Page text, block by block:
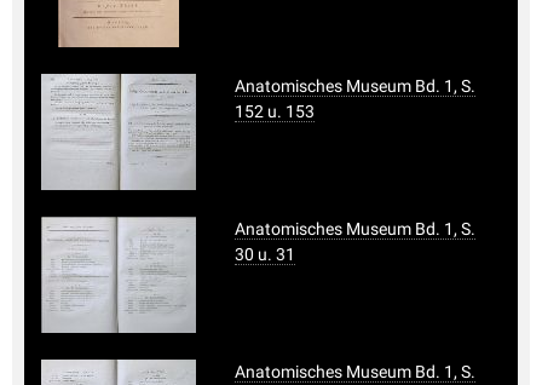
Anatomisches Museum Bd. 1, S.
152 u. 153
Anatomisches Museum Bd. 1, S.
30 u. 31
Anatomisches Museum Bd. 1, S.